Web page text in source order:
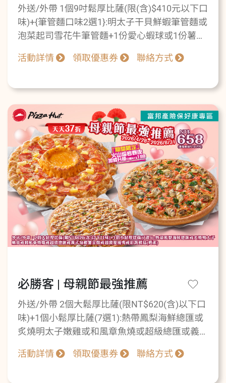
外送/外帶 1個9吋鬆厚比薩(限(含)$410元以下口
味)+{筆管麵口味2選1}:明太子干貝鮮蝦筆管麵或
泡菜起司雪花牛筆管麵+1份愛心蝦球或1份薯金
樂(2選1)=$518元(最高價值$747元)
活動詳情 領取優惠券 聯絡方式
必勝客 | 母親節最強推薦
外送/外帶 2個大鬆厚比薩(限NT$620(含)以下口
味)+1個小鬆厚比薩(7選1):熱帶鳳梨海鮮總匯或
炙燒明太子嫩雞或和風章魚燒或超級總匯或義式
素)=NT$658(最高價值NT$1770)
活動詳情 領取優惠券 聯絡方式